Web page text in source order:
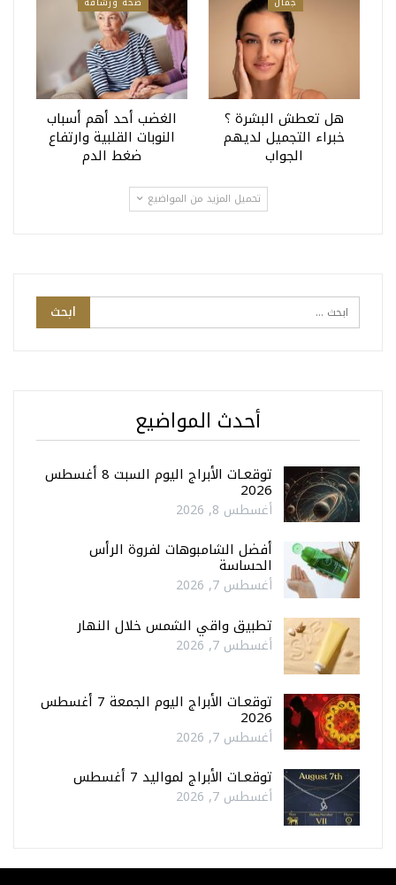
هل تعطش البشرة ؟
خبراء التجميل لديهم
الجواب
الغضب أحد أهم أسباب
النوبات القلبية وارتفاع
ضغط الدم
تحميل المزيد من المواضيع
أحدث المواضيع
توقعـات الأبراج اليوم السبت 8 أغسطس
2026
أغسطس 8, 2026
أفضل الشامبوهات لفروة الرأس
الحساسة
أغسطس 7, 2026
تطبيق واقي الشمس خلال النهار
أغسطس 7, 2026
توقعـات الأبراج اليوم الجمعة 7 أغسطس
2026
أغسطس 7, 2026
توقعـات الأبراج لمواليد 7 أغسطس
أغسطس 7, 2026